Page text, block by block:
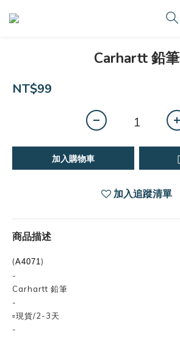
Carhartt 鉛筆
NT$99
加入購物車
加入追蹤清單
商品描述
(A4071)
-
Carhartt 鉛筆
-
▫️現貨/2-3天
-